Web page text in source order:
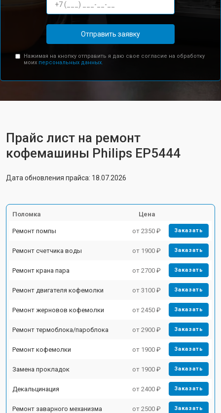
Отправить заявку
Нажимая на кнопку отправить я даю свое согласие на обработку
моих персональных данных.
Прайс лист на ремонт
кофемашины Philips EP5444
Дата обновления прайса: 18.07.2026
Поломка Цена
Ремонт помпы от 2350 ₽ Заказать
Ремонт счетчика воды от 1900 ₽ Заказать
Ремонт крана пара от 2700 ₽ Заказать
Ремонт двигателя кофемолки от 3100 ₽ Заказать
Ремонт жерновов кофемолки от 2450 ₽ Заказать
Ремонт термоблока/пароблока от 2900 ₽ Заказать
Ремонт кофемолки от 1900 ₽ Заказать
Замена прокладок от 1900 ₽ Заказать
Декальцинация от 2400 ₽ Заказать
Ремонт заварного механизма от 2500 ₽ Заказать